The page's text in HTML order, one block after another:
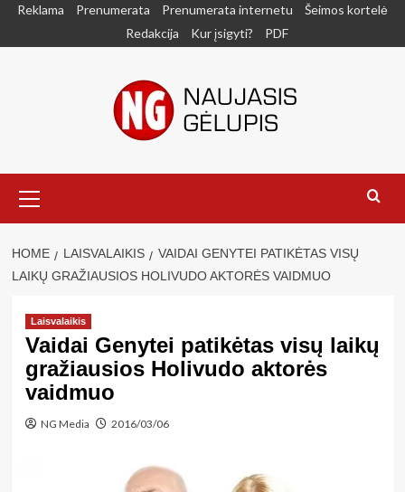
SkipReklama Prenumerata Prenumerata internetu
Šeimos kortelė
Redakcija
Kur įsigyti? PDF
Menu
HOME LAISVALAIKIS
VAIDAI GENYTEI PATIKĖTAS VISŲ
LAIKŲ GRAŽIAUSIOS HOLIVUDO AKTORĖS VAIDMUO
Laisvalaikis
Vaidai Genytei patikėtas visų laikų
gražiausios Holivudo aktorės
vaidmuo
NG Media 2016/03/06